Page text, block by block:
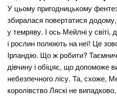
У цьому пригодницькому
збиралася повертатися додому,
у темряву. І ось Мейлні у світі,
і рослин полюють на неї! Це
Ірландію. Що ж робити?
дівчину і обіцяє, що допоможе
небезпечного лісу. Та, схоже,
королівство Ляскі не